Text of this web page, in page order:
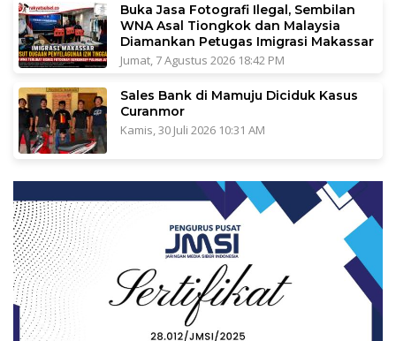
Buka Jasa Fotografi Ilegal, Sembilan
WNA Asal Tiongkok dan Malaysia
Diamankan Petugas Imigrasi Makassar
Jumat, 7 Agustus 2026 18:42 PM
Sales Bank di Mamuju Diciduk Kasus
Curanmor
Kamis, 30 Juli 2026 10:31 AM